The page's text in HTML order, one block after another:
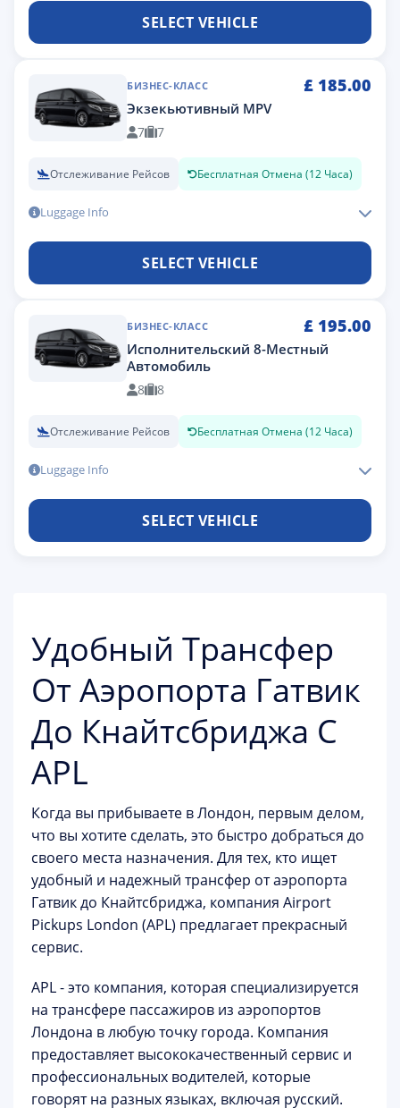
SELECT VEHICLE
БИЗНЕС-КЛАСС £ 185.00
Экзекьютивный MPV
7 7
Отслеживание Рейсов Бесплатная Отмена (12 Часа)
Luggage Info
SELECT VEHICLE
БИЗНЕС-КЛАСС £ 195.00
Исполнительский 8-Местный
Автомобиль
8 8
Отслеживание Рейсов Бесплатная Отмена (12 Часа)
Luggage Info
SELECT VEHICLE
Удобный Трансфер
От Аэропорта Гатвик
До Кнайтсбриджа С
APL
Когда вы прибываете в Лондон, первым делом,
что вы хотите сделать, это быстро добраться до
своего места назначения. Для тех, кто ищет
удобный и надежный трансфер от аэропорта
Гатвик до Кнайтсбриджа, компания Airport
Pickups London (APL) предлагает прекрасный
сервис.
APL - это компания, которая специализируется
на трансфере пассажиров из аэропортов
Лондона в любую точку города. Компания
предоставляет высококачественный сервис и
профессиональных водителей, которые
говорят на разных языках, включая русский.